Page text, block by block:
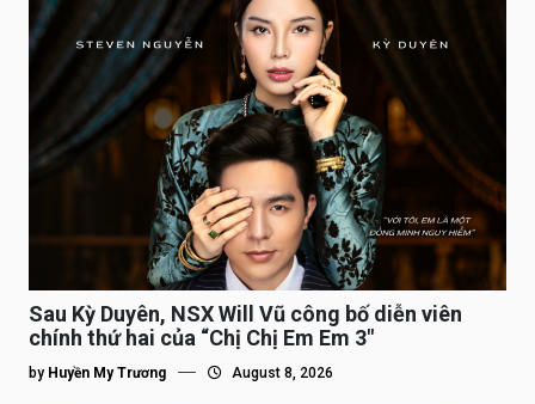
Sau Kỳ Duyên, NSX Will Vũ công bố diễn viên
chính thứ hai của “Chị Chị Em Em 3″
by Huyền My Trương August 8, 2026